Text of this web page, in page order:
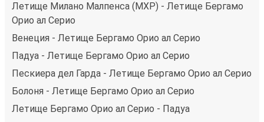
Летище Милано Малпенса (MXP) - Летище Бергамо
Орио ал Серио
Венеция - Летище Бергамо Орио ал Серио
Падуа - Летище Бергамо Орио ал Серио
Пескиера дел Гарда - Летище Бергамо Орио ал Серио
Болоня - Летище Бергамо Орио ал Серио
Летище Бергамо Орио ал Серио - Падуа